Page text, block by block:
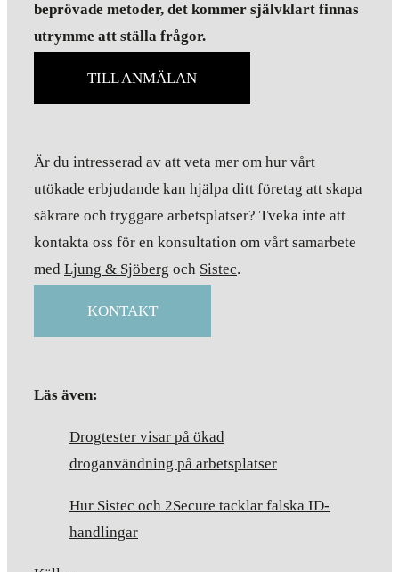
beprövade metoder, det kommer självklart finnas
utrymme att ställa frågor.
TILL ANMÄLAN
Är du intresserad av att veta mer om hur vårt
utökade erbjudande kan hjälpa ditt företag att skapa
säkrare och tryggare arbetsplatser? Tveka inte att
kontakta oss för en konsultation om vårt samarbete
med Ljung & Sjöberg och Sistec.
KONTAKT
Läs även:
Drogtester visar på ökad
droganvändning på arbetsplatser
Hur Sistec och 2Secure tacklar falska ID-
handlingar